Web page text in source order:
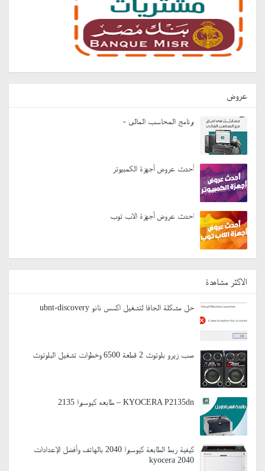
عروض
برنامج المحاسب المالى -
أحدث عروض أجهزة الكمبيوتر
احدث عروض أجهزة الاب توب
الاكثر مشاهدة
حل مشكلة الجافا لتشغيل اكسس نانو ubnt-discovery
صب زيرو بلوتوث 2 قطعة 6500 وخطوات تشغيل البلوتوث
KYOCERA P2135dn – طابعه كيوسيرا 2135
كيفية ربط الطابعة كيوسيرا 2040 بالهاتف وأفضل الإعدادات
kyocera 2040